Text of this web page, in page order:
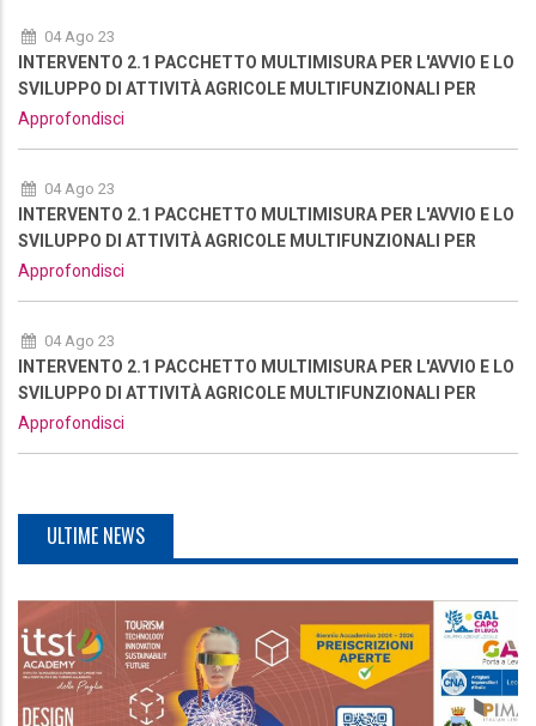
04 Ago 23
INTERVENTO 2.1 PACCHETTO MULTIMISURA PER L'AVVIO E LO
SVILUPPO DI ATTIVITÀ AGRICOLE MULTIFUNZIONALI PER
RAFFORZARE L’OFFERTA TURISTICA DELL'AREA - NUOVA
Approfondisci
04 Ago 23
INTERVENTO 2.1 PACCHETTO MULTIMISURA PER L'AVVIO E LO
SVILUPPO DI ATTIVITÀ AGRICOLE MULTIFUNZIONALI PER
RAFFORZARE L’OFFERTA TURISTICA DELL'AREA - NUOVA
Approfondisci
04 Ago 23
INTERVENTO 2.1 PACCHETTO MULTIMISURA PER L'AVVIO E LO
SVILUPPO DI ATTIVITÀ AGRICOLE MULTIFUNZIONALI PER
RAFFORZARE L’OFFERTA TURISTICA DELL'AREA - NUOVA
Approfondisci
ULTIME NEWS